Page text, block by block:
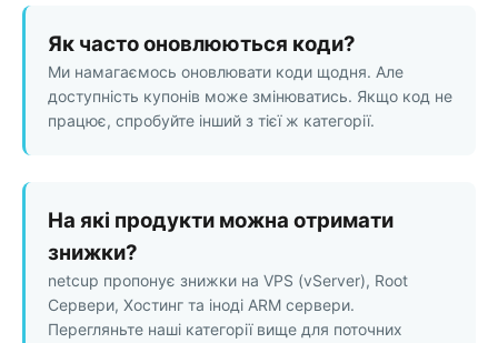
Як часто оновлюються коди?
Ми намагаємось оновлювати коди щодня. Але
доступність купонів може змінюватись. Якщо код не
працює, спробуйте інший з тієї ж категорії.
На які продукти можна отримати
знижки?
netcup пропонує знижки на VPS (vServer), Root
Сервери, Хостинг та іноді ARM сервери.
Перегляньте наші категорії вище для поточних